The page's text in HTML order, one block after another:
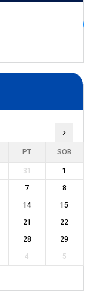
›
PT SOB
31
1
7
8
14
15
21
22
28
29
4 5